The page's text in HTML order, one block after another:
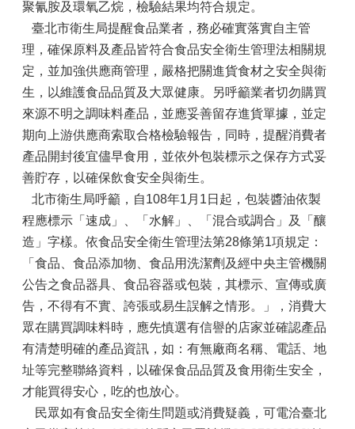
聚氰胺及環氧乙烷，檢驗結果均符合規定。
臺北市衛生局提醒食品業者，務必確實落實自主管
理，確保原料及產品皆符合食品安全衛生管理法相關規
定，並加強供應商管理，嚴格把關進貨食材之安全與衛
生，以維護食品品質及大眾健康。另呼籲業者切勿購買
來源不明之調味料產品，並應妥善留存進貨單據，並定
期向上游供應商索取合格檢驗報告，同時，提醒消費者
產品開封後宜儘早食用，並依外包裝標示之保存方式妥
善貯存，以確保飲食安全與衛生。
北市衛生局呼籲，自108年1月1日起，包裝醬油依製
程應標示「速成」、「水解」、「混合或調合」及「釀
造」字樣。依食品安全衛生管理法第28條第1項規定：
「食品、食品添加物、食品用洗潔劑及經中央主管機關
公告之食品器具、食品容器或包裝，其標示、宣傳或廣
告，不得有不實、誇張或易生誤解之情形。」，消費大
眾在購買調味料時，應先慎選有信譽的店家並確認產品
有清楚明確的產品資訊，如：有無廠商名稱、電話、地
址等完整聯絡資料，以確保食品品質及食用衛生安全，
才能買得安心，吃的也放心。
民眾如有食品安全衛生問題或消費疑義，可電洽臺北